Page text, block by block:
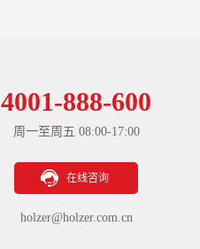
4001-888-600
周一至周五 08:00-17:00
在线咨询
holzer@holzer.com.cn